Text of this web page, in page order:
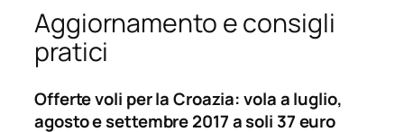
Aggiornamento e consigli
pratici
Offerte voli per la Croazia: vola a luglio,
agosto e settembre 2017 a soli 37 euro